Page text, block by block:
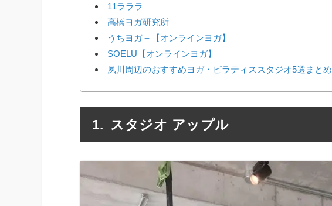
11ラララ
高橋ヨガ研究所
うちヨガ＋【オンラインヨガ】
SOELU【オンラインヨガ】
夙川周辺のおすすめヨガ・ピラティススタジオ5選まとめ
スタジオ アップル